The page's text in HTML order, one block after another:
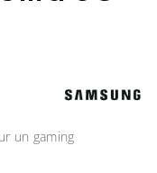
un gaming